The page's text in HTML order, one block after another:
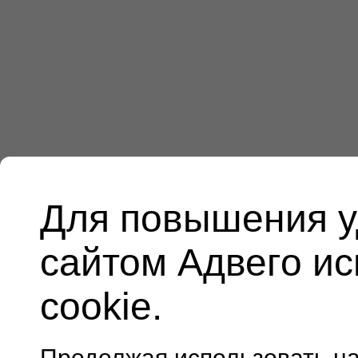
Для повышения
сайтом Адвего
cookie.